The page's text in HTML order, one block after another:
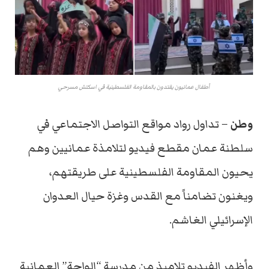
أطفال عمانيون يقتدون بالمقاومة الفلسطينية في اسكتش مسرحي
وطن – تداول رواد مواقع التواصل الاجتماعي في
سلطنة عمان مقطع فيديو لتلامذة عمانيين وهم
يحيون المقاومة الفلسطينية على طريقتهم،
ويغنون تضامناً مع القدس وغزة حيال العدوان
الإسرائيلي الغاشم.